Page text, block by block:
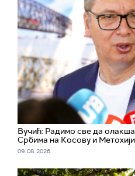
Вучић: Радимо све да
Србима на Косову и Метохији
09. 08. 2026.